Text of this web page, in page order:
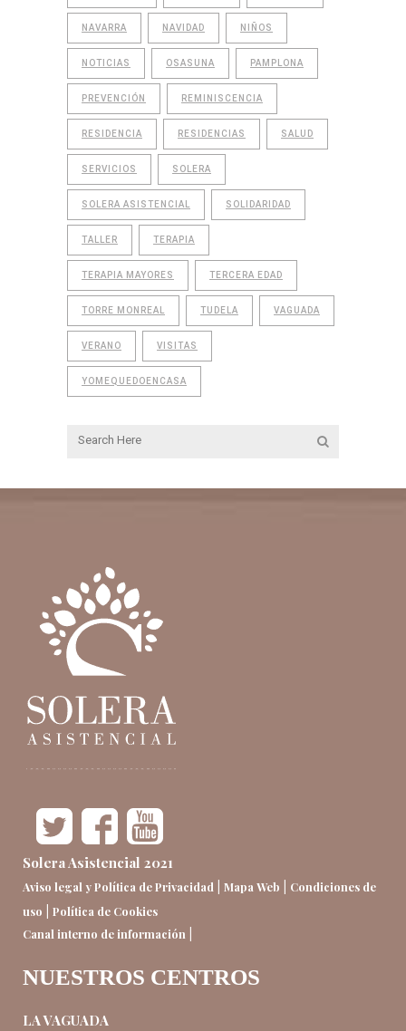
NAVARRA NAVIDAD NIÑOS
NOTICIAS OSASUNA PAMPLONA
PREVENCIÓN REMINISCENCIA
RESIDENCIA RESIDENCIAS SALUD
SERVICIOS SOLERA
SOLERA ASISTENCIAL SOLIDARIDAD
TALLER TERAPIA
TERAPIA MAYORES TERCERA EDAD
TORRE MONREAL TUDELA VAGUADA
VERANO VISITAS
YOMEQUEDOENCASA
Solera Asistencial 2021
Aviso legal y Política de Privacidad | Mapa Web | Condiciones de
uso | Política de Cookies
Canal interno de información |
NUESTROS CENTROS
LA VAGUADA